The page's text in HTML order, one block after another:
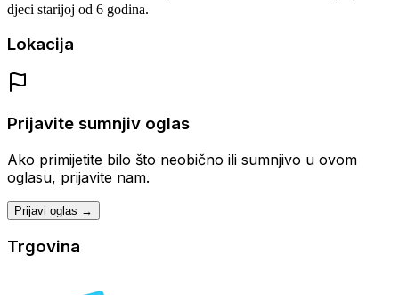
djeci starijoj od 6 godina.
Lokacija
Prijavite sumnjiv oglas
Ako primijetite bilo što neobično ili sumnjivo u ovom
oglasu, prijavite nam.
Prijavi oglas →
Trgovina